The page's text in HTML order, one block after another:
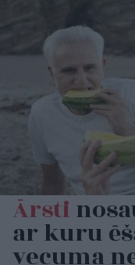
Ārsti
ar kuru
vecuma